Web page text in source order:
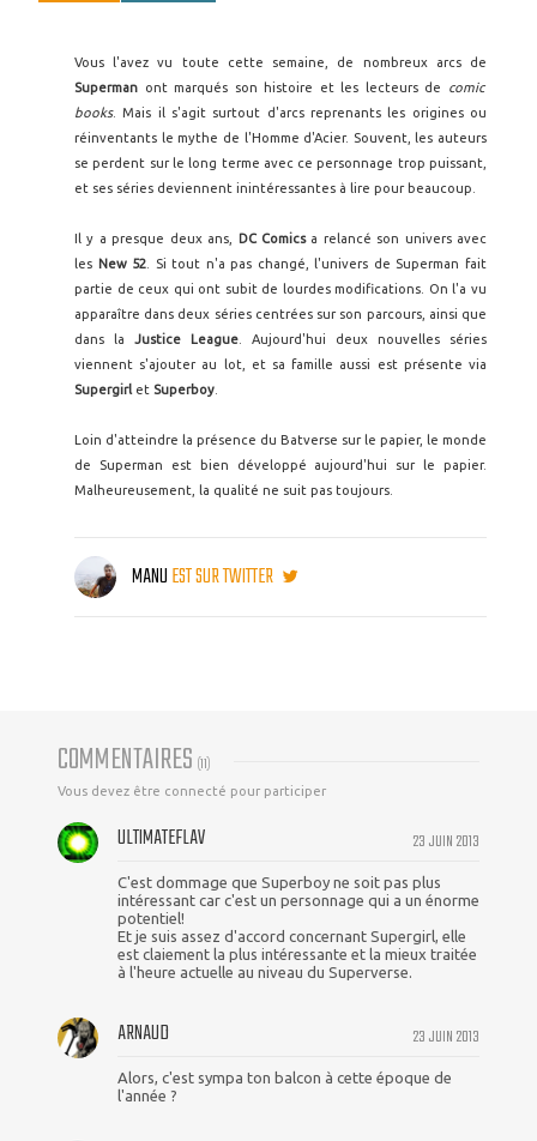
Vous l'avez vu toute cette semaine, de nombreux arcs de
Superman ont marqués son histoire et les lecteurs de
comic
books. Mais il s'agit surtout d'arcs reprenants les origines ou
réinventants le mythe de l'Homme d'Acier. Souvent, les auteurs
se perdent sur le long terme avec ce personnage trop puissant,
et ses séries deviennent inintéressantes à lire pour beaucoup.
Il y a presque deux ans, DC Comicsa relancé son univers avec
les New 52 . Si tout n'a pas changé, l'univers de Superman fait
partie de ceux qui ont subit de lourdes modifications. On l'a vu
apparaître dans deux séries centrées sur son parcours, ainsi que
dans la Justice League . Aujourd'hui deux nouvelles séries
viennent s'ajouter au lot, et sa famille aussi est présente via
Supergirl et Superboy
Loin d'atteindre la présence du Batverse sur le papier, le monde
de Superman est bien développé aujourd'hui sur le papier.
Malheureusement, la qualité ne suit pas toujours.
MANUEST SUR TWITTER
COMMENTAIRES (11)
Vous devez être connecté pour participer
23 JUIN 2013
ULTIMATEFLAV
C'est dommage que Superboy ne soit pas plus
intéressant car c'est un personnage qui a un énorme
potentiel!
Et je suis assez d'accord concernant Supergirl, elle
est claiement la plus intéressante et la mieux traitée
à l'heure actuelle au niveau du Superverse.
23 JUIN 2013
ARNAUD
Alors, c'est sympa ton balcon à cette époque de
l'année ?